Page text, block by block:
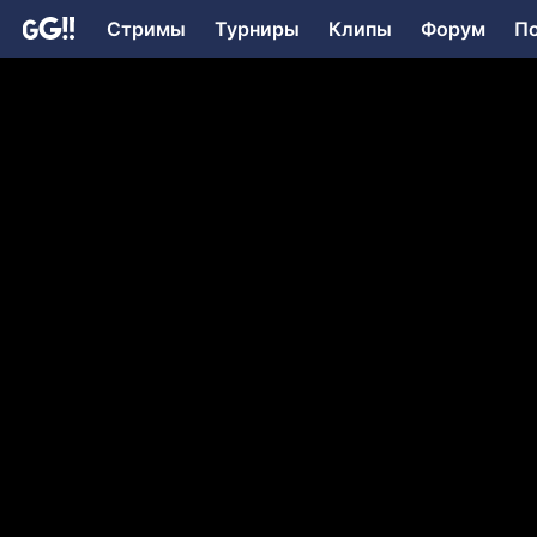
Стримы Турниры Клипы Форум